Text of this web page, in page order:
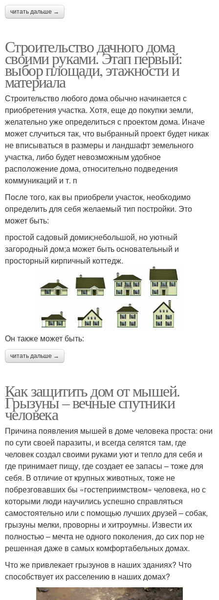
читать дальше →
Строительство дачного дома
своими руками. Этап первый:
выбор площади, этажности и
материала
Строительство любого дома обычно начинается с
приобретения участка. Хотя, еще до покупки земли,
желательно уже определиться с проектом дома. Иначе
может случиться так, что выбранный проект будет никак
не вписываться в размеры и ландшафт земельного
участка, либо будет невозможным удобное
расположение дома, относительно подведения
коммуникаций и т. п
После того, как вы приобрели участок, необходимо
определить для себя желаемый тип постройки. Это
может быть:
простой садовый домик;небольшой, но уютный
загородный дом;а может быть основательный и
просторный кирпичный коттедж.
Он также может быть:
читать дальше →
Как защитить дом от мышей.
Грызуны – вечные спутники
человека
Причина появления мышей в доме человека проста: они
по сути своей паразиты, и всегда селятся там, где
человек создал своими руками уют и тепло для себя и
где принимает пищу, где создает ее запасы – тоже для
себя. В отличие от крупных животных, тоже не
побрезговавших бы «гостеприимством» человека, но с
которыми люди научились успешно справляться
самостоятельно или с помощью лучших друзей – собак,
грызуны мелки, проворны и хитроумны. Извести их
полностью – мечта не одного поколения, до сих пор не
решенная даже в самых комфортабельных домах.
Что же привлекает грызунов в наших зданиях? Что
способствует их расселению в наших домах?